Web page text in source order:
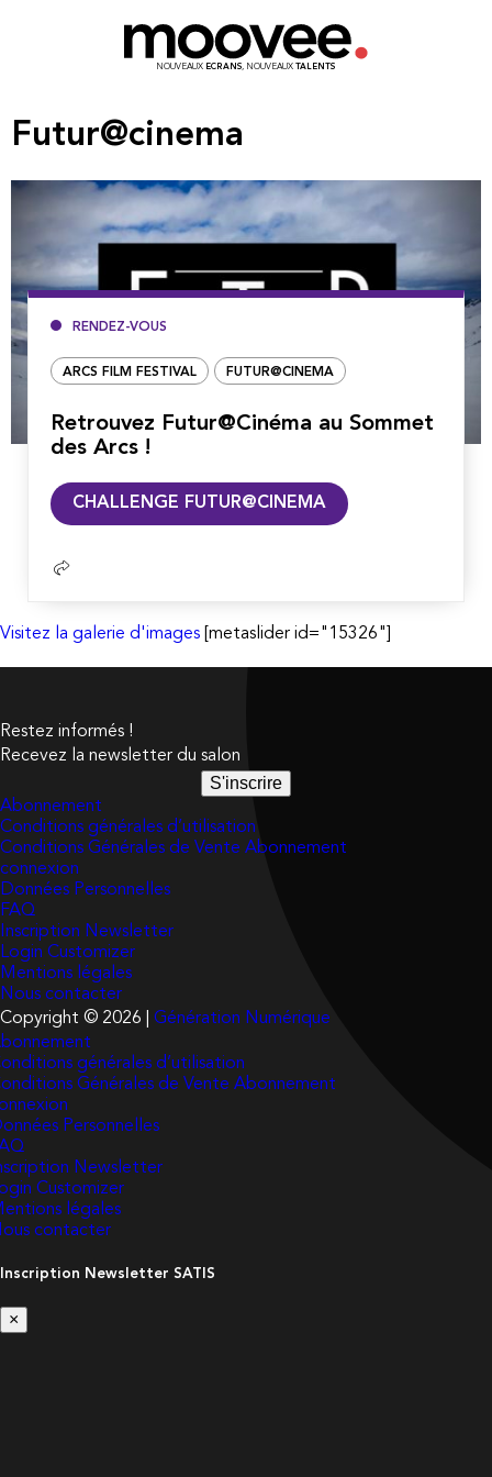
NOUVEAUX ECRANS, NOUVEAUX TALENTS
Futur@cinema
RENDEZ-VOUS
ARCS FILM FESTIVAL FUTUR@CINEMA
Retrouvez Futur@Cinéma au Sommet
des Arcs !
CHALLENGE FUTUR@CINEMA
Visitez la galerie d'images [metaslider id="15326"]
Restez informés !
Recevez la newsletter du salon
S'inscrire
Abonnement
Conditions générales d’utilisation
Conditions Générales de Vente Abonnement
connexion
Données Personnelles
FAQ
Inscription Newsletter
Login Customizer
Mentions légales
Nous contacter
Copyright © 2026 | Génération Numérique
générales d’utilisation
Générales de Vente Abonnement
Personnelles
Newsletter
Customizer
légales
contacter
Inscription Newsletter SATIS
×